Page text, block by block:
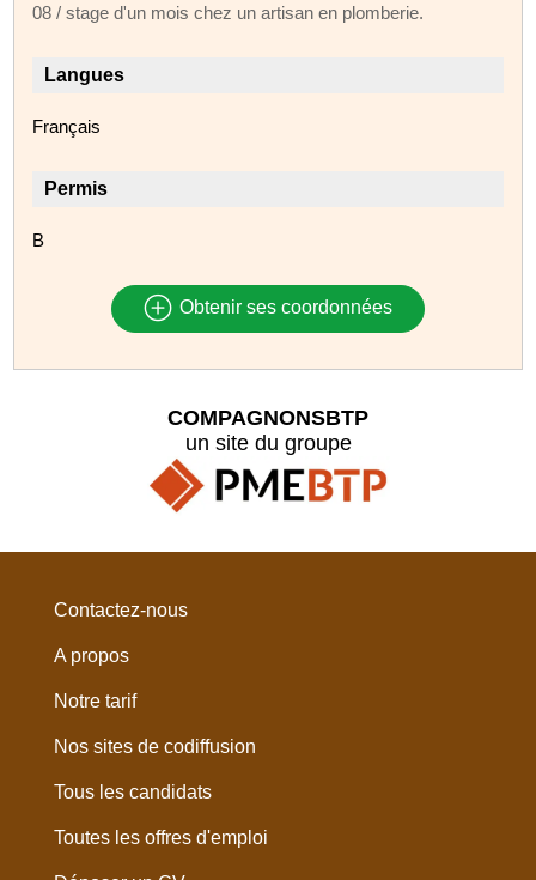
08 / stage d'un mois chez un artisan en plomberie.
Langues
Français
Permis
B
Obtenir ses coordonnées
COMPAGNONSBTP
un site du groupe
Contactez-nous
A propos
Notre tarif
Nos sites de codiffusion
Tous les candidats
Toutes les offres d'emploi